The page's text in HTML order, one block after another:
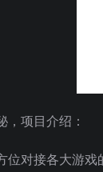
，项目介绍：
位对接各大游